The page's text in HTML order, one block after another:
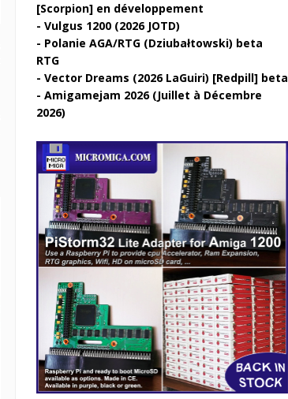
[Scorpion] en développement
Vulgus 1200 (2026 JOTD)
Polanie AGA/RTG (Dziubałtowski) beta
RTG
Vector Dreams (2026 LaGuiri) [Redpill] beta
Amigamejam 2026 (Juillet à Décembre
2026)